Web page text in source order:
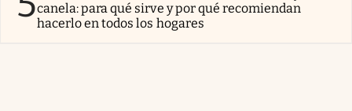
canela: para qué sirve y por qué recomiendan
hacerlo en todos los hogares